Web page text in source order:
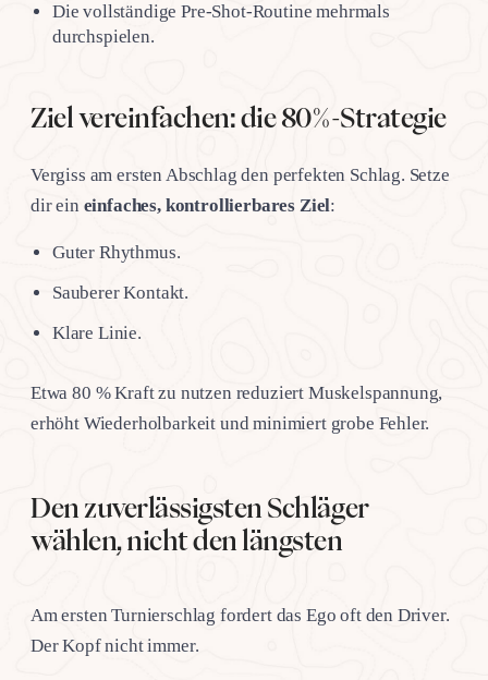
Die vollständige Pre-Shot-Routine mehrmals
durchspielen.
Ziel vereinfachen: die 80%-Strategie
Vergiss am ersten Abschlag den perfekten Schlag. Setze
dir ein einfaches, kontrollierbares Ziel:
Guter Rhythmus.
Sauberer Kontakt.
Klare Linie.
Etwa 80 % Kraft zu nutzen reduziert Muskelspannung,
erhöht Wiederholbarkeit und minimiert grobe Fehler.
Den zuverlässigsten Schläger
wählen, nicht den längsten
Am ersten Turnierschlag fordert das Ego oft den Driver.
Der Kopf nicht immer.